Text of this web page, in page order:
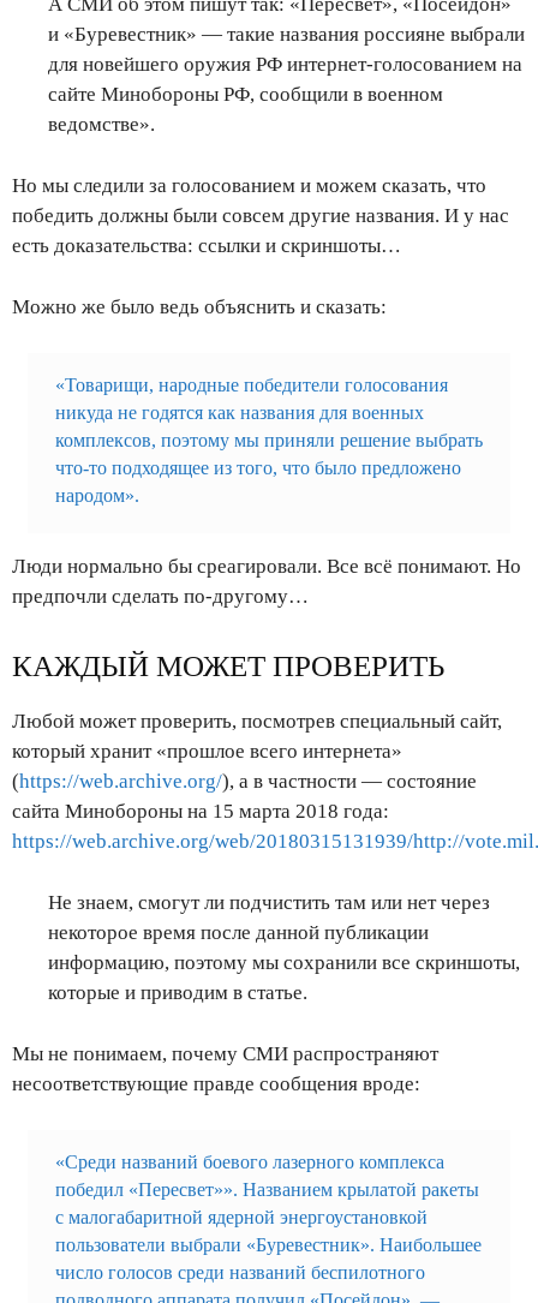
А СМИ об этом пишут так: «Пересвет», «Посейдон»
и «Буревестник» — такие названия россияне выбрали
для новейшего оружия РФ интернет-голосованием на
сайте Минобороны РФ, сообщили в военном
ведомстве».
Но мы следили за голосованием и можем сказать, что
победить должны были совсем другие названия. И у нас
есть доказательства: ссылки и скриншоты…
Можно же было ведь объяснить и сказать:
«Товарищи, народные победители голосования
никуда не годятся как названия для военных
комплексов, поэтому мы приняли решение выбрать
что-то подходящее из того, что было предложено
народом».
Люди нормально бы среагировали. Все всё понимают. Но
предпочли сделать по-другому…
КАЖДЫЙ МОЖЕТ ПРОВЕРИТЬ
Любой может проверить, посмотрев специальный сайт,
который хранит «прошлое всего интернета»
(https://web.archive.org/), а в частности — состояние
сайта Минобороны на 15 марта 2018 года:
https://web.archive.org/web/20180315131939/http://
Не знаем, смогут ли подчистить там или нет через
некоторое время после данной публикации
информацию, поэтому мы сохранили все скриншоты,
которые и приводим в статье.
Мы не понимаем, почему СМИ распространяют
несоответствующие правде сообщения вроде:
«Среди названий боевого лазерного комплекса
победил «Пересвет»». Названием крылатой ракеты
с малогабаритной ядерной энергоустановкой
пользователи выбрали «Буревестник». Наибольшее
число голосов среди названий беспилотного